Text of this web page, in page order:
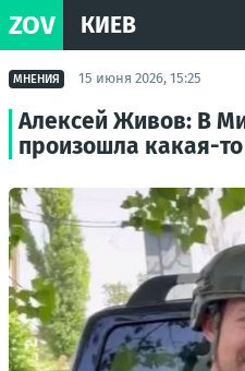
ZOV КИЕВ
МНЕНИЯ 15 июня 2026, 15:25
Алексей Живов: В
произошла какая-